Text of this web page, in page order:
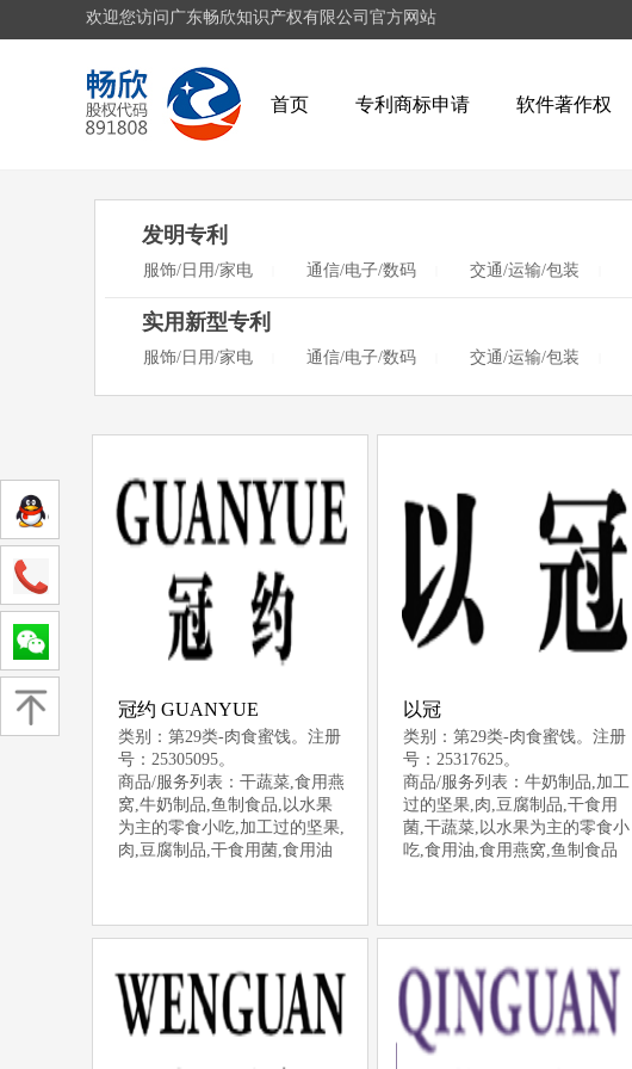
欢迎您访问广东畅欣知识产权有限公司官方网站
首页 专利商标申请 软件著作权
发明专利
服饰/日用/家电 通信/电子/数码 交通/运输/包装
实用新型专利
服饰/日用/家电 通信/电子/数码 交通/运输/包装
冠约 GUANYUE
类别：第29类-肉食蜜饯。注册
号：25305095。
商品/服务列表：干蔬菜,食用燕
窝,牛奶制品,鱼制食品,以水果
为主的零食小吃,加工过的坚果,
肉,豆腐制品,干食用菌,食用油
以冠
类别：第29类-肉食蜜饯。注册
号：25317625。
商品/服务列表：牛奶制品,加工
过的坚果,肉,豆腐制品,干食用
菌,干蔬菜,以水果为主的零食小
吃,食用油,食用燕窝,鱼制食品